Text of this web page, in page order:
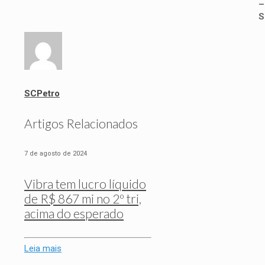
–
SCPetro
Artigos Relacionados
7 de agosto de 2024
Vibra tem lucro líquido
de R$ 867 mi no 2º tri,
acima do esperado
Leia mais